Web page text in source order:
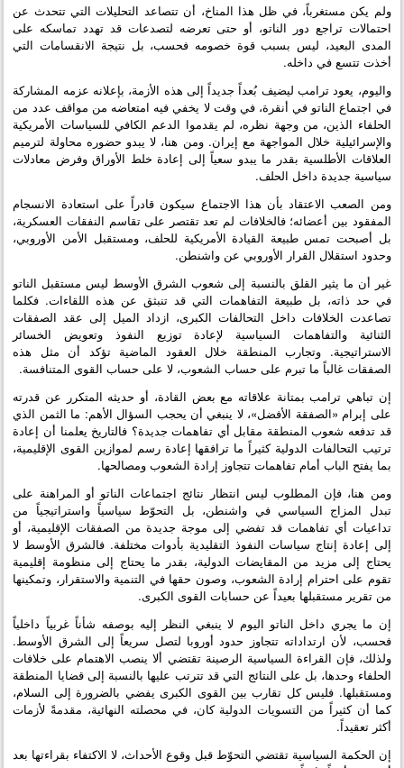
ولم يكن مستغرباً، في ظل هذا المناخ، أن تتصاعد التحليلات التي تتحدث عن
احتمالات تراجع دور الناتو، أو حتى تعرضه لتصدعات قد تهدد تماسكه على
المدى البعيد، ليس بسبب قوة خصومه فحسب، بل نتيجة الانقسامات التي
أخذت تتسع في داخله.
واليوم، يعود ترامب ليضيف بُعداً جديداً إلى هذه الأزمة، بإعلانه عزمه المشاركة
في اجتماع الناتو في أنقرة، في وقت لا يخفي فيه امتعاضه من مواقف عدد من
الحلفاء الذين، من وجهة نظره، لم يقدموا الدعم الكافي للسياسات الأمريكية
والإسرائيلية خلال المواجهة مع إيران. ومن هنا، لا يبدو حضوره محاولة لترميم
العلاقات الأطلسية بقدر ما يبدو سعياً إلى إعادة خلط الأوراق وفرض معادلات
سياسية جديدة داخل الحلف.
ومن الصعب الاعتقاد بأن هذا الاجتماع سيكون قادراً على استعادة الانسجام
المفقود بين أعضائه؛ فالخلافات لم تعد تقتصر على تقاسم النفقات العسكرية،
بل أصبحت تمس طبيعة القيادة الأمريكية للحلف، ومستقبل الأمن الأوروبي،
وحدود استقلال القرار الأوروبي عن واشنطن.
غير أن ما يثير القلق بالنسبة إلى شعوب الشرق الأوسط ليس مستقبل الناتو
في حد ذاته، بل طبيعة التفاهمات التي قد تنبثق عن هذه اللقاءات. فكلما
تصاعدت الخلافات داخل التحالفات الكبرى، ازداد الميل إلى عقد الصفقات
الثنائية والتفاهمات السياسية لإعادة توزيع النفوذ وتعويض الخسائر
الاستراتيجية. وتجارب المنطقة خلال العقود الماضية تؤكد أن مثل هذه
الصفقات غالباً ما تبرم على حساب الشعوب، لا على حساب القوى المتنافسة.
إن تباهي ترامب بمتانة علاقاته مع بعض القادة، أو حديثه المتكرر عن قدرته
على إبرام «الصفقة الأفضل»، لا ينبغي أن يحجب السؤال الأهم: ما الثمن الذي
قد تدفعه شعوب المنطقة مقابل أي تفاهمات جديدة؟ فالتاريخ يعلمنا أن إعادة
ترتيب التحالفات الدولية كثيراً ما ترافقها إعادة رسم لموازين القوى الإقليمية،
بما يفتح الباب أمام تفاهمات تتجاوز إرادة الشعوب ومصالحها.
ومن هنا، فإن المطلوب ليس انتظار نتائج اجتماعات الناتو أو المراهنة على
تبدل المزاج السياسي في واشنطن، بل التحوّط سياسياً واستراتيجياً من
تداعيات أي تفاهمات قد تفضي إلى موجة جديدة من الصفقات الإقليمية، أو
إلى إعادة إنتاج سياسات النفوذ التقليدية بأدوات مختلفة. فالشرق الأوسط لا
يحتاج إلى مزيد من المقايضات الدولية، بقدر ما يحتاج إلى منظومة إقليمية
تقوم على احترام إرادة الشعوب، وصون حقها في التنمية والاستقرار، وتمكينها
من تقرير مستقبلها بعيداً عن حسابات القوى الكبرى.
إن ما يجري داخل الناتو اليوم لا ينبغي النظر إليه بوصفه شأناً غربياً داخلياً
فحسب، لأن ارتداداته تتجاوز حدود أوروبا لتصل سريعاً إلى الشرق الأوسط.
ولذلك، فإن القراءة السياسية الرصينة تقتضي ألا ينصب الاهتمام على خلافات
الحلفاء وحدها، بل على النتائج التي قد تترتب عليها بالنسبة إلى قضايا المنطقة
ومستقبلها. فليس كل تقارب بين القوى الكبرى يفضي بالضرورة إلى السلام،
كما أن كثيراً من التسويات الدولية كان، في محصلته النهائية، مقدمةً لأزمات
أكثر تعقيداً.
إن الحكمة السياسية تقتضي التحوّط قبل وقوع الأحداث، لا الاكتفاء بقراءتها بعد